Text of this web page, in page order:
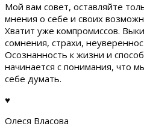
Мой вам совет, оставляйте
мнения о себе и своих
Хватит уже компромиссов.
сомнения, страхи,
Осознанность к жизни и
начинается с понимания, что
себе думать.
♥
Олеся Власова